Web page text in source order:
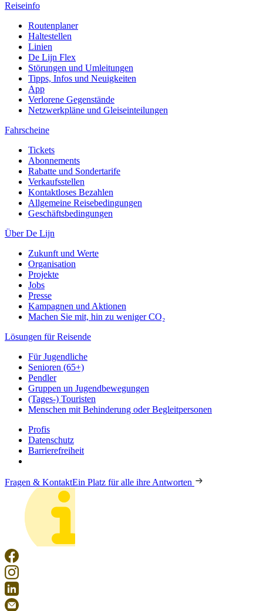
Reiseinfo
Routenplaner
Haltestellen
Linien
De Lijn Flex
Störungen und Umleitungen
Tipps, Infos und Neuigkeiten
App
Verlorene Gegenstände
Netzwerkpläne und Gleiseinteilungen
Fahrscheine
Tickets
Abonnements
Rabatte und Sondertarife
Verkaufsstellen
Kontaktloses Bezahlen
Allgemeine Reisebedingungen
Geschäftsbedingungen
Über De Lijn
Zukunft und Werte
Organisation
Projekte
Jobs
Presse
Kampagnen und Aktionen
Machen Sie mit, hin zu weniger CO₂
Lösungen für Reisende
Für Jugendliche
Senioren (65+)
Pendler
Gruppen un Jugendbewegungen
(Tages-) Touristen
Menschen mit Behinderung oder Begleitpersonen
Profis
Datenschutz
Barrierefreiheit
Fragen & KontaktEin Platz für alle ihre Antworten